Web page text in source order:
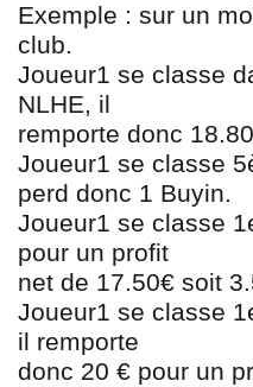
Exemple : sur un
club.
Joueur1 se classe
NLHE, il
remporte donc 18.80
Joueur1 se classe
perd donc 1 Buyin.
Joueur1 se classe
pour un profit
net de 17.50€ soit
Joueur1 se classe
il remporte
donc 20 € pour un